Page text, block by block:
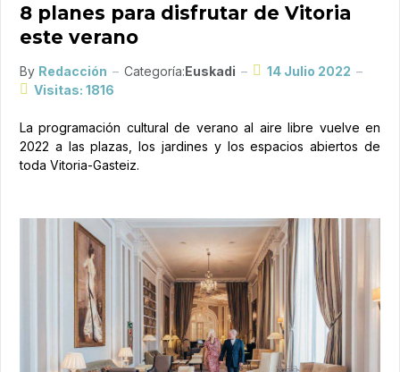
8 planes para disfrutar de Vitoria
este verano
By Redacción Categoría:Euskadi
14 Julio 2022
Visitas: 1816
La programación cultural de verano al aire libre vuelve en
2022 a las plazas, los jardines y los espacios abiertos de
toda Vitoria-Gasteiz.